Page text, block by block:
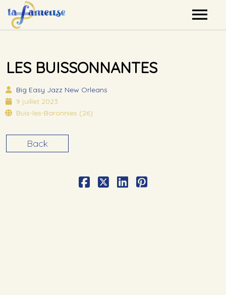
Agenda
Label
LES BUISSONNANTES
Big Easy Jazz New Orleans
9 juillet 2023
Buis-les-Baronnies (26)
Back